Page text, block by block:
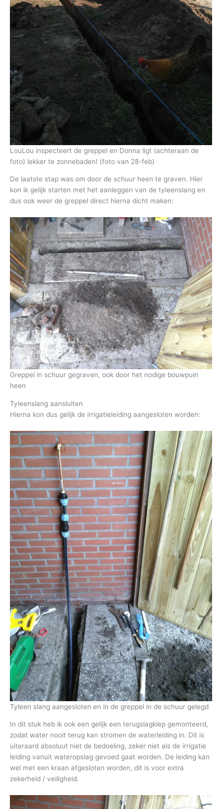
LouLou inspecteert de greppel en Donna ligt (achteraan de
foto) lekker te zonnebaden! (foto van 28-feb)
De laatste stap was om door de schuur heen te graven. Hier
kon ik gelijk starten met het aanleggen van de tyleenslang en
dus ook weer de greppel direct hierna dicht maken:
Greppel in schuur gegraven, ook door het nodige bouwpuin
heen
Tyleenslang aansluiten
Hierna kon dus gelijk de irrigatieleiding aangesloten worden:
Tyleen slang aangesloten en in de greppel in de schuur gelegd
In dit stuk heb ik ook een gelijk een terugslagklep gemonteerd,
zodat water nooit terug kan stromen de waterleiding in. Dit is
uiteraard absoluut niet de bedoeling, zeker niet als de irrigatie
leiding vanuit wateropslag gevoed gaat worden. De leiding kan
wel met een kraan afgesloten worden, dit is voor extra
zekerheid / veiligheid.